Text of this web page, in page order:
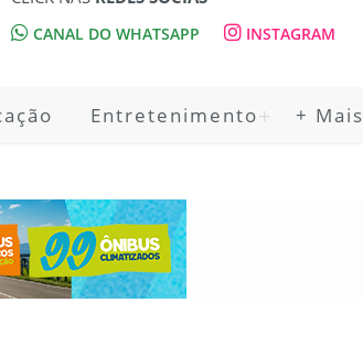
CANAL DO WHATSAPP INSTAGRAM
Entretenimento + Mais